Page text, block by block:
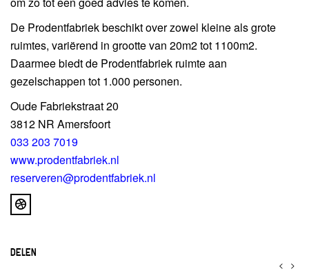
De Prodentfabriek beschikt over zowel kleine als grote
ruimtes, variërend in grootte van 20m2 tot 1100m2.
Daarmee biedt de Prodentfabriek ruimte aan
gezelschappen tot 1.000 personen.
Oude Fabriekstraat 20
3812 NR Amersfoort
033 203 7019
www.prodentfabriek.nl
reserveren@prodentfabriek.nl
DELEN
< >